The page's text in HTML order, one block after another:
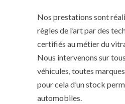
Nos prestations sont
règles de l’art par des
certifiés au métier du
Nous intervenons sur
véhicules, toutes
pour cela d’un stock
automobiles.